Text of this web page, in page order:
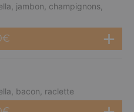
jambon, champignons,
€
bacon, raclette